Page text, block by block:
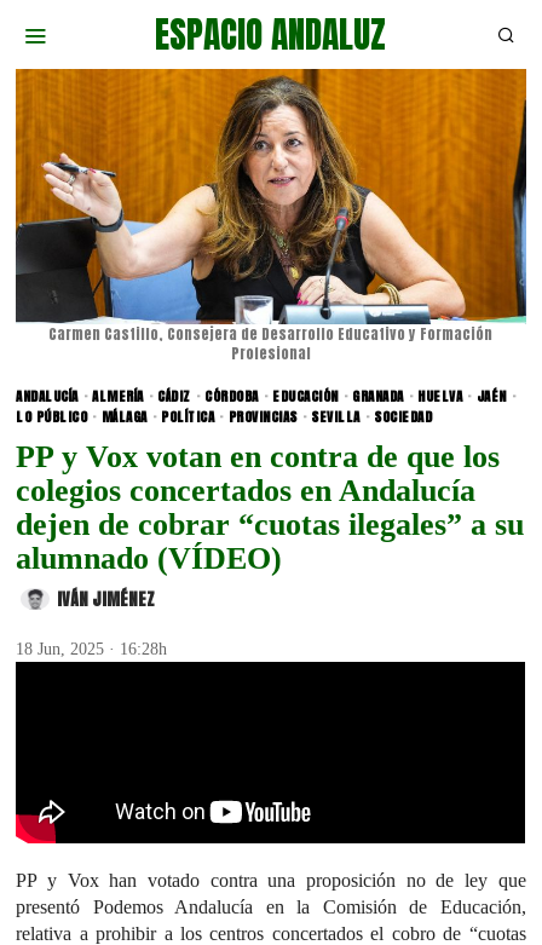
ESPACIO ANDALUZ
Carmen Castillo, Consejera de Desarrollo Educativo y Formación
Profesional
ANDALUCÍA · ALMERÍA · CÁDIZ · CÓRDOBA · EDUCACIÓN · GRANADA · HUELVA · JAÉN ·
LO PÚBLICO · MÁLAGA · POLÍTICA · PROVINCIAS · SEVILLA · SOCIEDAD
PP y Vox votan en contra de que los
colegios concertados en Andalucía
dejen de cobrar “cuotas ilegales” a su
alumnado (VÍDEO)
IVÁN JIMÉNEZ
18 Jun, 2025 · 16:28h
PP y Vox han votado contra una proposición no de ley que
presentó Podemos Andalucía en la Comisión de Educación,
relativa a prohibir a los centros concertados el cobro de “cuotas